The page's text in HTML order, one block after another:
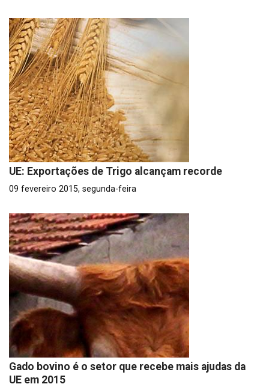
UE: Exportações de Trigo alcançam recorde
09 fevereiro 2015, segunda-feira
Gado bovino é o setor que recebe mais ajudas da
UE em 2015